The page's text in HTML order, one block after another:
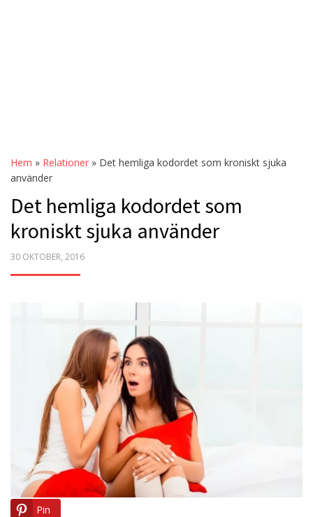
Hem » Relationer » Det hemliga kodordet som kroniskt sjuka
använder
Det hemliga kodordet som
kroniskt sjuka använder
POSTED
30 OKTOBER, 2016
Pin